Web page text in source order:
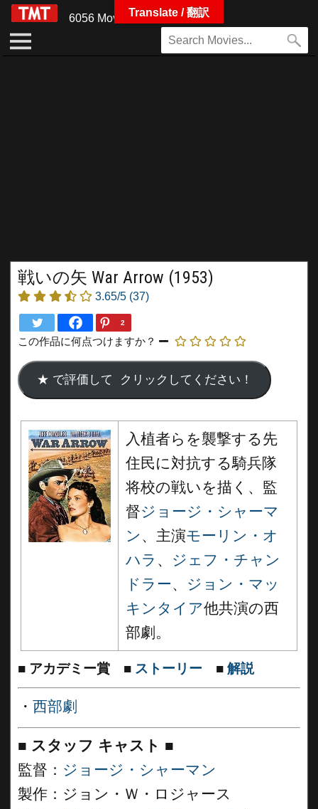
6056 Movies
戦いの矢 War Arrow (1953)
3.65/5 (37)
2
この作品に何点つけますか？
入植者らを襲撃する先
住民に対抗する騎兵隊
将校の戦いを描く、監
督ジョージ・シャーマ
ン 、主演モーリン・オ
ハラ 、 ジェフ・チャン
ドラー、 ジョン・マッ
キンタイア他共演の西
部劇。
■ アカデミー賞 ■ ストーリー ■ 解説
・ 西部劇
■ スタッフ キャスト ■
監督： ジョージ・シャーマン
製作：ジョン・Ｗ・ロジャース
Translate / 翻訳